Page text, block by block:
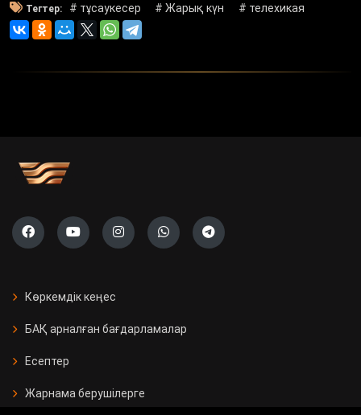
Тегтер: # тұсаукесер # Жарық күн # телехикая
Көркемдік кеңес
БАҚ арналған бағдарламалар
Есептер
Жарнама берушілерге